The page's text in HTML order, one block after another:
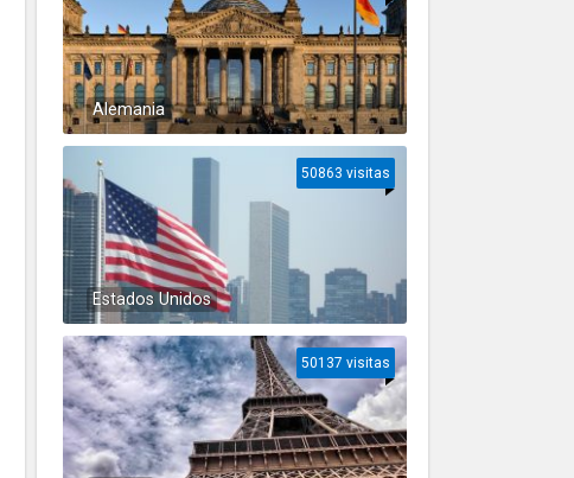
Alemania
Estados Unidos
50863 visitas
50137 visitas